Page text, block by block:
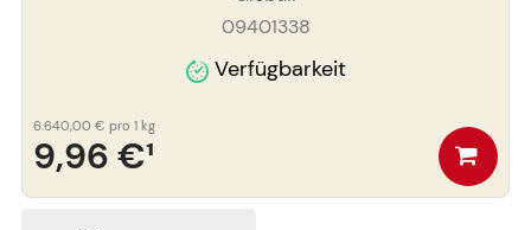
09401338
Verfügbarkeit
9,96 €¹
6.640,00 € pro 1 kg